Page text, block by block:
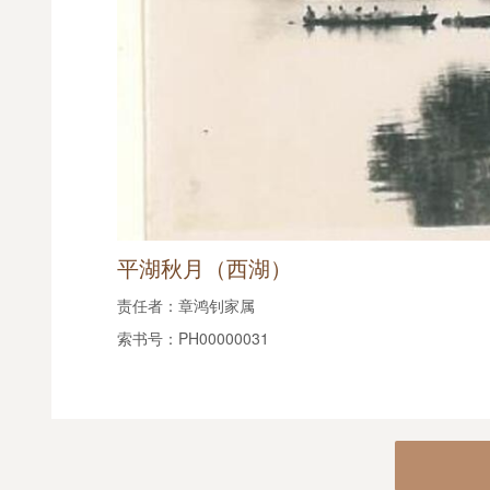
平湖秋月（西湖）
责任者：章鸿钊家属
索书号：PH00000031